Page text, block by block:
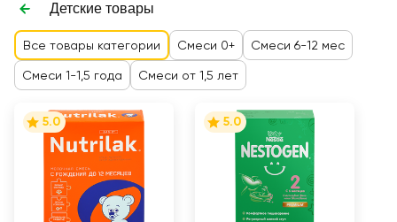
Детские товары
Все товары категории Смеси 0+ Смеси 6-12 мес
Смеси 1-1,5 года Смеси от 1,5 лет
5.0 5.0